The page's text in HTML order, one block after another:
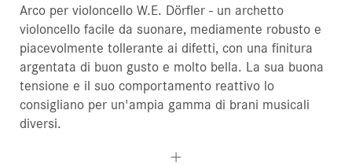
Arco per violoncello W.E. Dörfler - un archetto
violoncello facile da suonare, mediamente robusto e
piacevolmente tollerante ai difetti, con una finitura
argentata di buon gusto e molto bella. La sua buona
tensione e il suo comportamento reattivo lo
consigliano per un'ampia gamma di brani musicali
diversi.